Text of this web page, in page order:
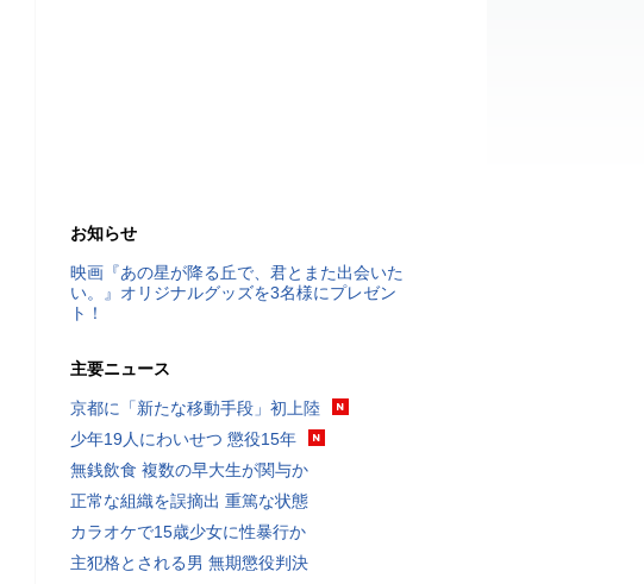
お知らせ
映画『あの星が降る丘で、君とまた出会いた
い。』オリジナルグッズを3名様にプレゼン
ト！
主要ニュース
京都に「新たな移動手段」初上陸
少年19人にわいせつ 懲役15年
無銭飲食 複数の早大生が関与か
正常な組織を誤摘出 重篤な状態
カラオケで15歳少女に性暴行か
主犯格とされる男 無期懲役判決